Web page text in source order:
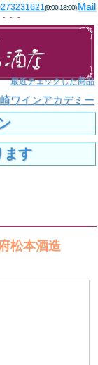
(9:00-18:00)Mail
---
最近チェックした商品
ワインアカデミー
ます
松本酒造